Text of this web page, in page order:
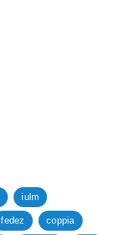
iulm
fedez coppia